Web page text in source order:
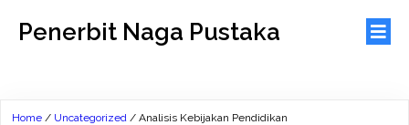
Penerbit Naga Pustaka
Home / Uncategorized / Analisis Kebijakan Pendidikan